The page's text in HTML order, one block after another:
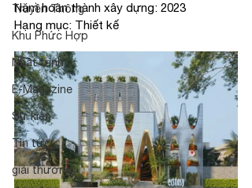
Truyền Thông
Khu Phức Hợp
Nhật trình
E-Magazine
Sự kiện
Tin tức
giải thưởng
Năm hoàn thành xây dựng: 2023
Hạng mục: Thiết kế